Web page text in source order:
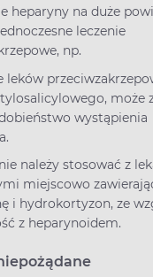
heparyny na duże
leczenie
np.
leków
może
wystąpienia
należy stosować z
miejscowo
i hydrokortyzon, ze
z heparynoidem.